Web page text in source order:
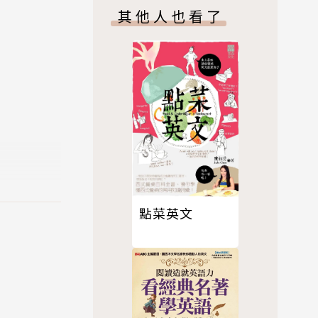
於論文
練習題
專業論
語報告
文論文
其他人也看了
點菜英文